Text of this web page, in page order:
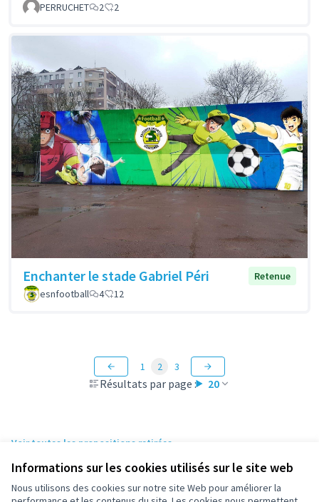
Informations sur les cookies utilisés sur le site web
Nous utilisons des cookies sur notre site Web pour améliorer la
PERRUCHET
2 2
Enchanter le stade Gabriel Péri
Retenue
esnfootball
4 12
Résultats par page : 20
1 2 3
Voir toutes les propositions retirées
Conditions d'utilisation